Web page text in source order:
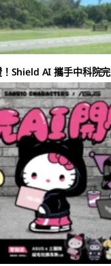
Shield AI 攜手中科院